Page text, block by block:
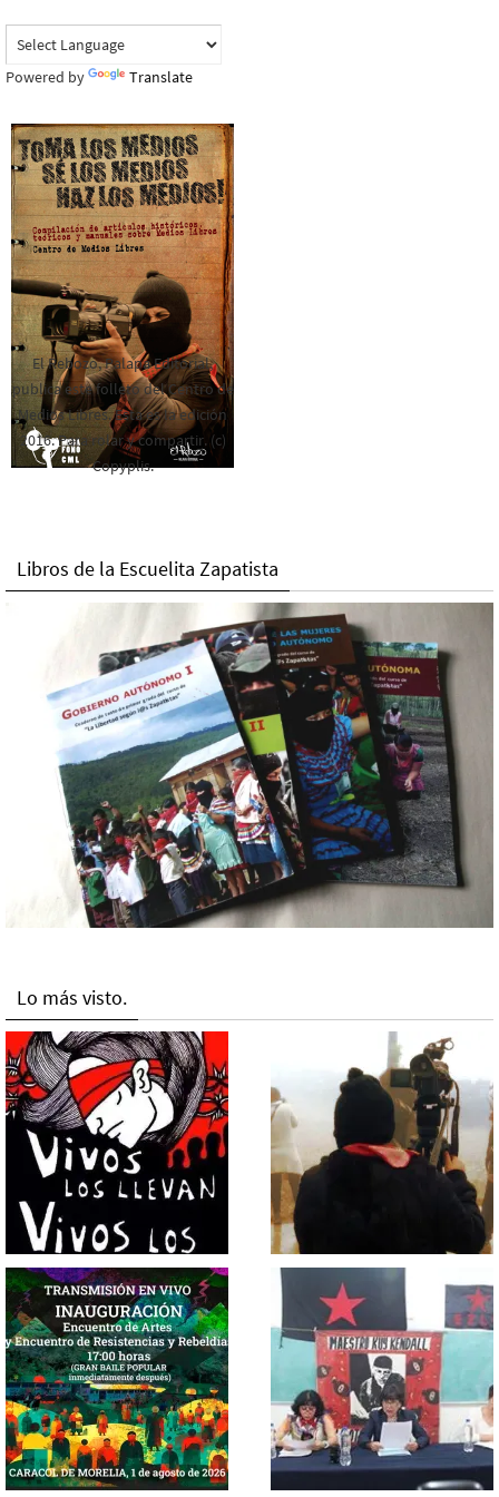
Powered by Translate
El Rebozo, Palapa Editorial,
publica este folleto del Centro de
Medios Libres. Esta es la edición
2016. Para rolar y compartir. (c)
Copyplis.
Libros de la Escuelita Zapatista
Lo más visto.